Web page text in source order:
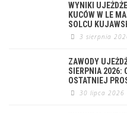
WYNIKI
KUCÓW W LE
SOLCU
3 sierpnia
ZAWODY
SIERPNIA 2026:
OSTATNIEJ
30 lipca 2026